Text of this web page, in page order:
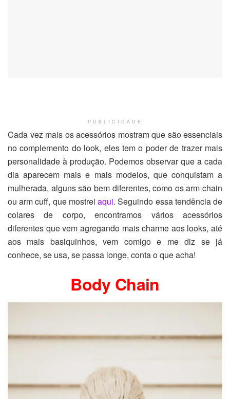
PUBLICIDADE
Cada vez mais os acessórios mostram que são essenciais
no complemento do look, eles tem o poder de trazer mais
personalidade à produção. Podemos observar que a cada
dia aparecem mais e mais modelos, que conquistam a
mulherada, alguns são bem diferentes, como os arm chain
ou arm cuff, que mostreiaqui. Seguindo essa tendência de
colares de corpo, encontramos vários acessórios
diferentes que vem agregando mais charme aos looks, até
aos mais basiquinhos, vem comigo e me diz se já
conhece, se usa, se passa longe, conta o que acha!
Body Chain